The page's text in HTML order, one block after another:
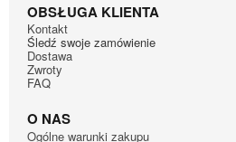
OBSŁUGA KLIENTA
Kontakt
Śledź swoje zamówienie
Dostawa
Zwroty
FAQ
O NAS
Ogólne warunki zakupu